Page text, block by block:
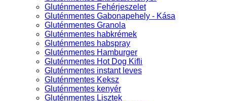
Gluténmentes Fehérjeszelet
Gluténmentes Gabonapehely - Kása
Gluténmentes Granola
Gluténmentes habkrémek
Gluténmentes habspray
Gluténmentes Hamburger
Gluténmentes Hot Dog Kifli
Gluténmentes instant leves
Gluténmentes Keksz
Gluténmentes kenyér
Gluténmentes Lisztek